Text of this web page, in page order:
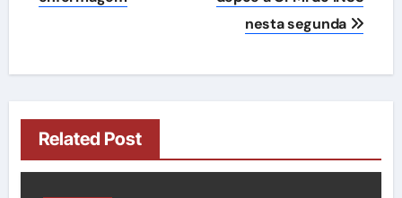
nesta segunda
Related Post